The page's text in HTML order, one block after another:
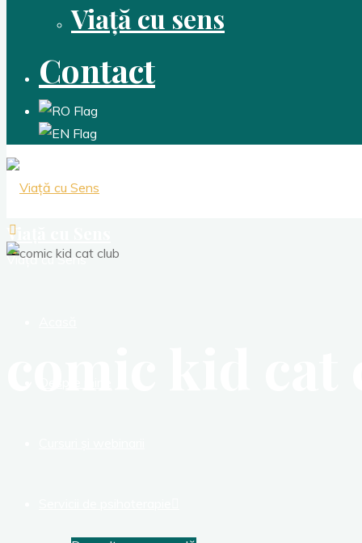
Viață cu sens
Contact
Viață cu Sens
Viață cu Sens